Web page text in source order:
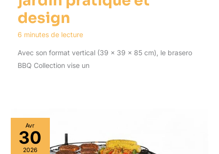
design
6 minutes de lecture
Avec son format vertical (39 x 39 x 85 cm), le brasero
BBQ Collection vise un
Avr
30
2026